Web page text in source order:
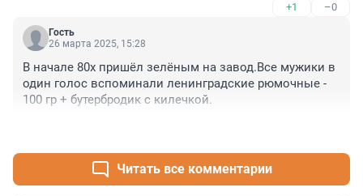
+1 –0
Гость
26 марта 2025, 15:28
В начале 80х пришёл зелёным на завод.Все мужики в
один голос вспоминали ленинградские рюмочные -
100 гр + бутербродик с килечкой.
Читать все комментарии